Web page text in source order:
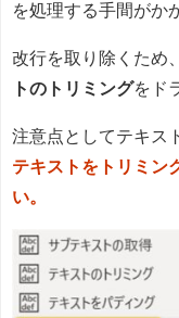
を処理する手間がか
改行を取り除くため
トのトリミングをド
注意点としてテキス
テキストをトリミン
い。